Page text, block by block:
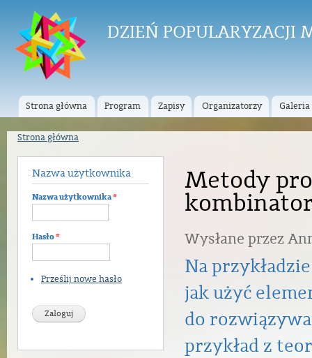
do
DZIEŃ POPULARYZACJI
Menu główne
Strona główna Program Zapisy Organizatorzy Galeria
Strona główna
Nazwa użytkownika
Nazwa użytkownika*
Hasło*
Prześlij nowe hasło
Metody
Wysłane przez
Na
jak użyć
do
przykład z